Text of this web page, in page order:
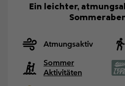
Ein leichter,
Atmungsaktiv
Sommer
Aktivitäten